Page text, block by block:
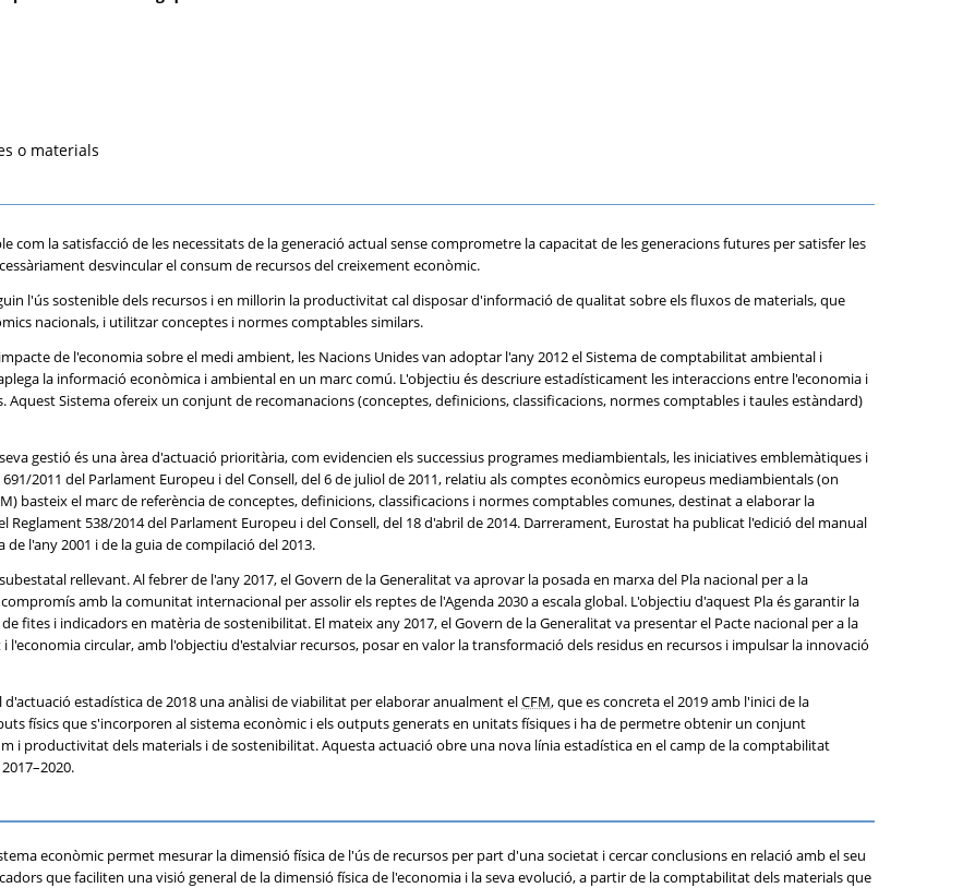
o materials
la satisfacció de les necessitats de la generació actual sense comprometre la capacitat de les generacions futures per satisfer les
desvincular el consum de recursos del creixement econòmic.
l'ús sostenible dels recursos i en millorin la productivitat cal disposar d'informació de qualitat sobre els fluxos de materials, que
nacionals, i utilitzar conceptes i normes comptables similars.
de l'economia sobre el medi ambient, les Nacions Unides van adoptar l'any 2012 el Sistema de comptabilitat ambiental i
la informació econòmica i ambiental en un marc comú. L'objectiu és descriure estadísticament les interaccions entre l'economia i
Sistema ofereix un conjunt de recomanacions (conceptes, definicions, classificacions, normes comptables i taules estàndard)
gestió és una àrea d'actuació prioritària, com evidencien els successius programes mediambientals, les iniciatives emblemàtiques i
2011 del Parlament Europeu i del Consell, del 6 de juliol de 2011, relatiu als comptes econòmics europeus mediambientals (on
basteix el marc de referència de conceptes, definicions, classificacions i normes comptables comunes, destinat a elaborar la
538/2014 del Parlament Europeu i del Consell, del 18 d'abril de 2014. Darrerament, Eurostat ha publicat l'edició del manual
l'any 2001 i de la guia de compilació del 2013.
rellevant. Al febrer de l'any 2017, el Govern de la Generalitat va aprovar la posada en marxa del Pla nacional per a la
amb la comunitat internacional per assolir els reptes de l'Agenda 2030 a escala global. L'objectiu d'aquest Pla és garantir la
fites i indicadors en matèria de sostenibilitat. El mateix any 2017, el Govern de la Generalitat va presentar el Pacte nacional per a la
circular, amb l'objectiu d'estalviar recursos, posar en valor la transformació dels residus en recursos i impulsar la innovació
estadística de 2018 una anàlisi de viabilitat per elaborar anualment elCFM, que es concreta el 2019 amb l'inici de la
físics que s'incorporen al sistema econòmic i els outputs generats en unitats físiques i ha de permetre obtenir un conjunt
i productivitat dels materials i de sostenibilitat. Aquesta actuació obre una nova línia estadística en el camp de la comptabilitat
econòmic permet mesurar la dimensió física de l'ús de recursos per part d'una societat i cercar conclusions en relació amb el seu
que faciliten una visió general de la dimensió física de l'economia i la seva evolució, a partir de la comptabilitat dels materials que